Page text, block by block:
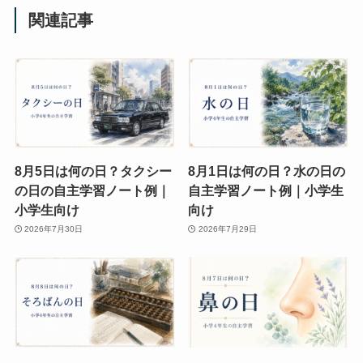
関連記事
8月5日は何の日？タクシー
の日の自主学習ノート例｜
小学生向け
2026年7月30日
8月1日は何の日？水の日の
自主学習ノート例｜小学生
向け
2026年7月29日